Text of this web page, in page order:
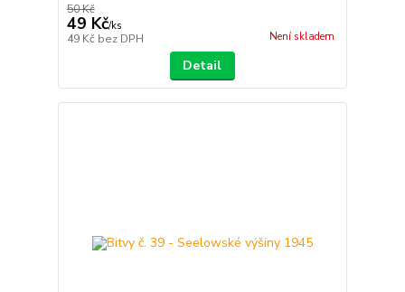
50 Kč
49 Kč/ks
49 Kč bez DPH Není skladem
Detail